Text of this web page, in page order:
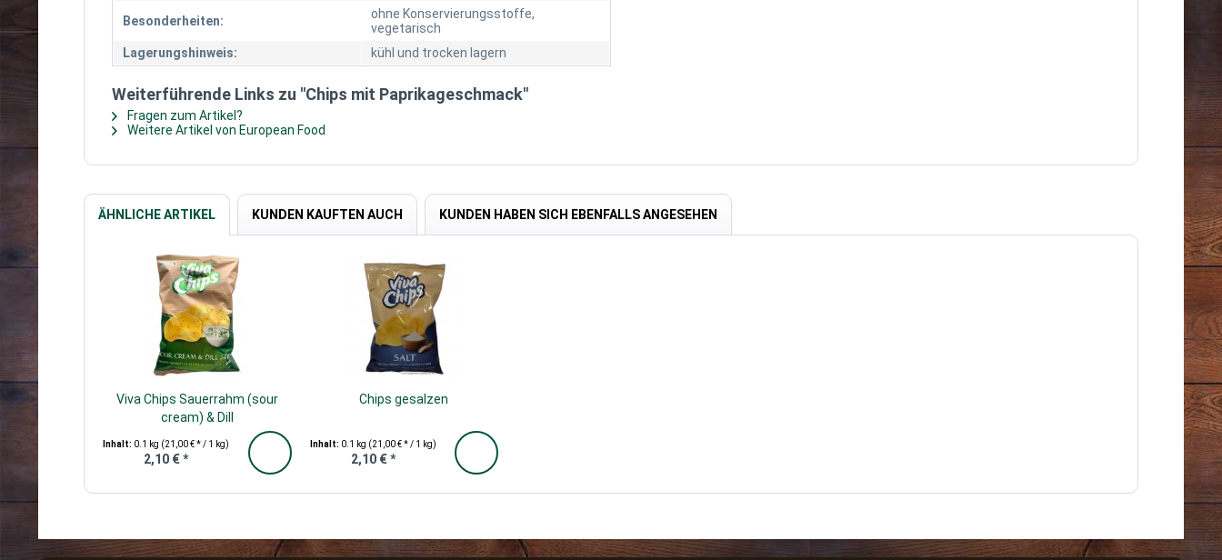
Besonderheiten:
ohne Konservierungsstoffe,
vegetarisch
Lagerungshinweis:
kühl und trocken lagern
Weiterführende Links zu "Chips mit Paprikageschmack"
Fragen zum Artikel?
Weitere Artikel von European Food
ÄHNLICHE ARTIKEL KUNDEN KAUFTEN AUCH KUNDEN HABEN SICH EBENFALLS ANGESEHEN
Viva Chips Sauerrahm (sour
cream) & Dill
Inhalt: 0.1 kg (21,00 € * / 1 kg)
2,10 € *
Chips gesalzen
Inhalt: 0.1 kg (21,00 € * / 1 kg)
2,10 € *